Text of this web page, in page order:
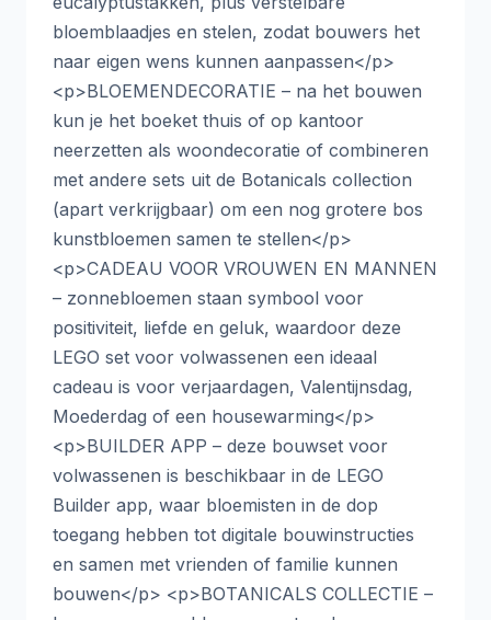
bloemblaadjes en stelen, zodat bouwers het
naar eigen wens kunnen aanpassen</p>
<p>BLOEMENDECORATIE – na het bouwen
kun je het boeket thuis of op kantoor
neerzetten als woondecoratie of combineren
met andere sets uit de Botanicals collection
(apart verkrijgbaar) om een nog grotere bos
kunstbloemen samen te stellen</p>
<p>CADEAU VOOR VROUWEN EN MANNEN
– zonnebloemen staan symbool voor
positiviteit, liefde en geluk, waardoor deze
LEGO set voor volwassenen een ideaal
cadeau is voor verjaardagen, Valentijnsdag,
Moederdag of een housewarming</p>
<p>BUILDER APP – deze bouwset voor
volwassenen is beschikbaar in de LEGO
Builder app, waar bloemisten in de dop
toegang hebben tot digitale bouwinstructies
en samen met vrienden of familie kunnen
bouwen</p> <p>BOTANICALS COLLECTIE –